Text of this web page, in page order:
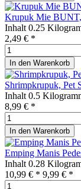
Krupuk Mie
Inhalt 0.25
2,49 € *
In den Warenkorb
Shrimpkrupuk, Pet
Inhalt 0.5
8,99 € *
In den Warenkorb
Emping Manis
Inhalt 0.28
10,99 € * 9,99 € *